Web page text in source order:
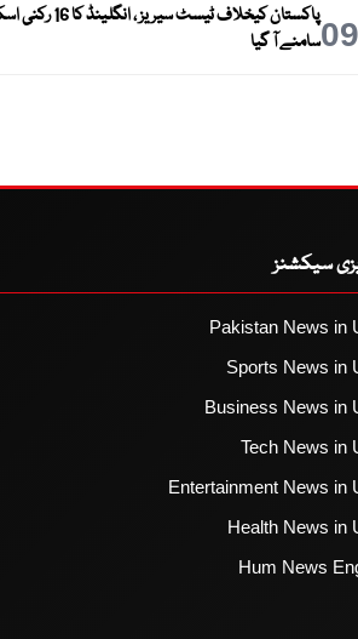
09
پاکستان کیخلاف ٹیسٹ سیریز ،
سامنے آ گیا
سیکشنز
Pakistan News in
Sports News in
Business News in
Tech News in
Entertainment News in
Health News in
Hum News